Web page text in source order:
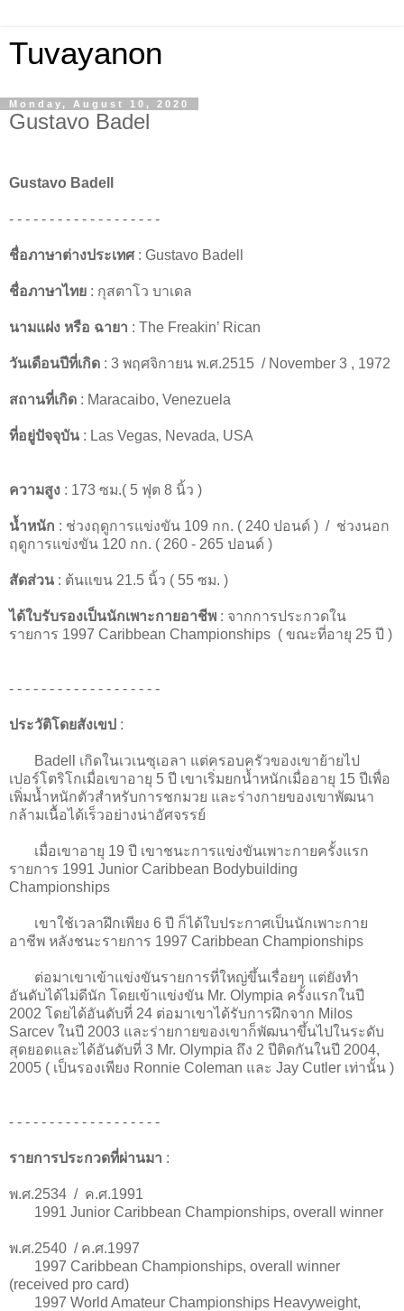
Tuvayanon
Monday, August 10, 2020
Gustavo Badel
Gustavo Badell
- - - - - - - - - - - - - - - - - - -
ชื่อภาษาต่างประเทศ: Gustavo Badell
ชื่อภาษาไทย : กุสตาโว บาเดล
นามแฝง หรือ ฉายา : The Freakin’ Rican
วันเดือนปีที่เกิด : 3 พฤศจิกายน พ.ศ.2515 / November 3 , 1972
สถานที่เกิด : Maracaibo, Venezuela
ที่อยู่ปัจจุบัน : Las Vegas, Nevada, USA
ความสูง : 173 ซม.( 5 ฟุต 8 นิ้ว )
น้ำหนัก : ช่วงฤดูการแข่งขัน 109 กก. ( 240 ปอนด์ ) / ช่วงนอก
ฤดูการแข่งขัน 120 กก. ( 260 - 265 ปอนด์ )
สัดส่วน : ต้นแขน 21.5 นิ้ว ( 55 ซม. )
ได้ใบรับรองเป็นนักเพาะกายอาชีพ : จากการประกวดใน
รายการ 1997 Caribbean Championships ( ขณะที่อายุ 25 ปี )
- - - - - - - - - - - - - - - - - - -
ประวัติโดยสังเขป :
Badell เกิดในเวเนซุเอลา แต่ครอบครัวของเขาย้ายไป
เปอร์โตริโกเมื่อเขาอายุ 5 ปี เขาเริ่มยกน้ำหนักเมื่ออายุ 15 ปีเพื่อ
เพิ่มน้ำหนักตัวสำหรับการชกมวย และร่างกายของเขาพัฒนา
กล้ามเนื้อได้เร็วอย่างน่าอัศจรรย์
เมื่อเขาอายุ 19 ปี เขาชนะการแข่งขันเพาะกายครั้งแรก
รายการ 1991 Junior Caribbean Bodybuilding
Championships
เขาใช้เวลาฝึกเพียง 6 ปี ก็ได้ใบประกาศเป็นนักเพาะกาย
อาชีพ หลังชนะรายการ 1997 Caribbean Championships
ต่อมาเขาเข้าแข่งขันรายการที่ใหญ่ขึ้นเรื่อยๆ แต่ยังทำ
อันดับได้ไม่ดีนัก โดยเข้าแข่งขัน Mr. Olympia ครั้งแรกในปี
2002 โดยได้อันดับที่ 24 ต่อมาเขาได้รับการฝึกจาก Milos
Sarcev ในปี 2003 และร่ายกายของเขาก็พัฒนาขึ้นไปในระดับ
สุดยอดและได้อันดับที่ 3 Mr. Olympia ถึง 2 ปีติดกันในปี 2004,
2005 ( เป็นรองเพียง Ronnie Coleman และ Jay Cutler เท่านั้น )
- - - - - - - - - - - - - - - - - - -
รายการประกวดที่ผ่านมา :
พ.ศ.2534 / ค.ศ.1991
1991 Junior Caribbean Championships, overall winner
พ.ศ.2540 / ค.ศ.1997
1997 Caribbean Championships, overall winner
(received pro card)
1997 World Amateur Championships Heavyweight,